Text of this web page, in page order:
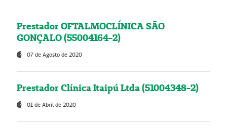
Prestador OFTALMOCLÍNICA SÃO
GONÇALO (55004164-2)
07 de Agosto de 2020
Prestador Clínica Itaipú Ltda (51004348-2)
01 de Abril de 2020